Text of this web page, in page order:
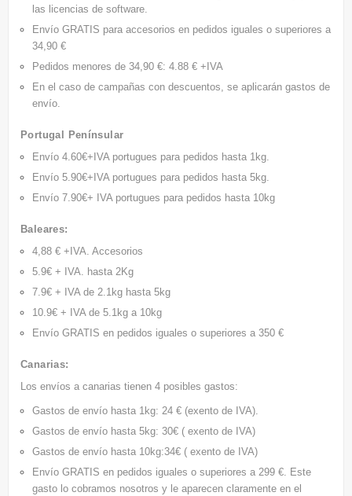
las licencias de software.
Envío GRATIS para accesorios en pedidos iguales o superiores a
34,90 €
Pedidos menores de 34,90 €: 4.88 € +IVA
En el caso de campañas con descuentos, se aplicarán gastos de
envío.
Portugal Penínsular
Envío 4.60€+IVA portugues para pedidos hasta 1kg
Envío 5.90€+IVA portugues para pedidos hasta 5kg
Envío 7.90€+ IVA portugues para pedidos hasta 10kg
Baleares:
4,88 € +IVA. Accesorios
5.9€ + IVA. hasta 2Kg
7.9€ + IVA de 2.1kg hasta 5kg
10.9€ + IVA de 5.1kg a 10kg
Envío GRATIS en pedidos iguales o superiores a 350 €
Canarias:
Los envíos a canarias tienen 4 posibles gastos:
Gastos de envío hasta 1kg: 24 € (exento de IVA).
Gastos de envío hasta 5kg: 30€ ( exento de IVA)
Gastos de envío hasta 10kg:34€ ( exento de IVA)
Envío GRATIS en pedidos iguales o superiores a 299 €. Este
gasto lo cobramos nosotros y le aparecen claramente en el